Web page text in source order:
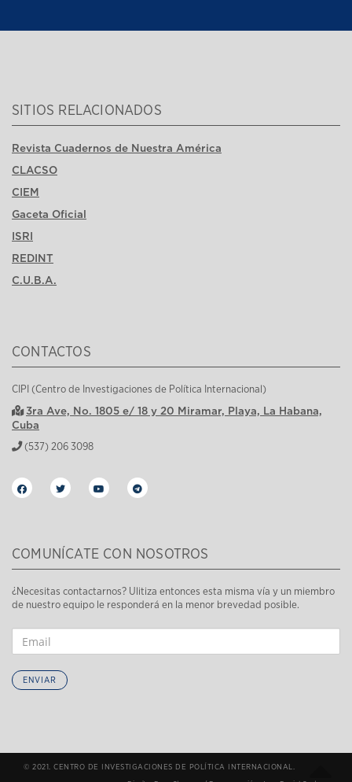
SITIOS RELACIONADOS
Revista Cuadernos de Nuestra América
CLACSO
CIEM
Gaceta Oficial
ISRI
REDINT
C.U.B.A.
CONTACTOS
CIPI (Centro de Investigaciones de Política Internacional)
3ra Ave, No. 1805 e/ 18 y 20 Miramar, Playa, La Habana,
Cuba
(537) 206 3098
COMUNÍCATE CON NOSOTROS
¿Necesitas contactarnos? Ulitiza entonces esta misma vía y un miembro
de nuestro equipo le responderá en la menor brevedad posible.
ENVIAR
© 2021. CENTRO DE INVESTIGACIONES DE POLÍTICA INTERNACIONAL.